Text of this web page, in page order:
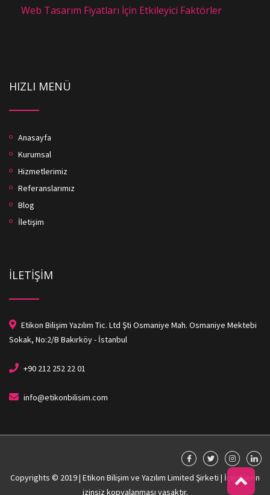
Web Tasarım Fiyatları İçin Etkileyici Faktörler
HIZLI MENÜ
Anasayfa
Kurumsal
Hizmetlerimiz
Referanslarımız
Blog
İletişim
İLETİŞİM
Etikon Bilişim Yazılım Tic. Ltd Şti Osmaniye Mah. Osmaniye Mektebi
Sokak, No:2/B Bakırköy - İstanbul
+90 212 252 22 01
info@etikonbilisim.com
Copyrights © 2019 | Etikon Bilişim ve Yazılım Limited Şirketi | İçeriklerin
izinsiz kopyalanması yasaktır.